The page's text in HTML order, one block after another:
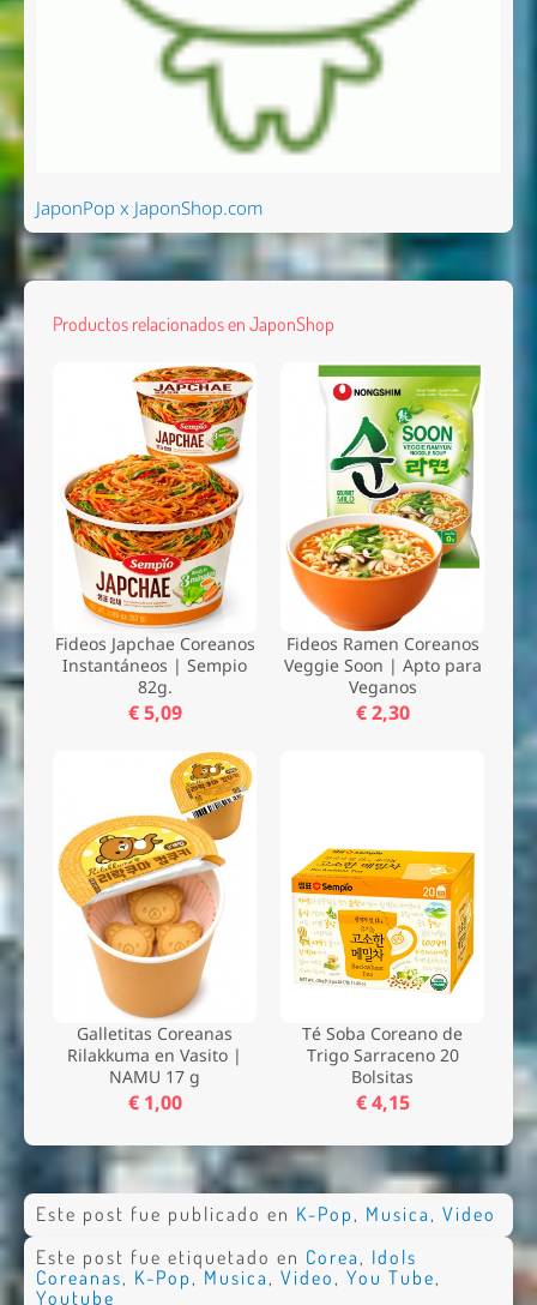
JaponPop x JaponShop.com
Productos relacionados en JaponShop
Fideos Japchae Coreanos
Instantáneos | Sempio
82g.
€ 5,09
Fideos Ramen Coreanos
Veggie Soon | Apto para
Veganos
€ 2,30
Galletitas Coreanas
Rilakkuma en Vasito |
NAMU 17 g
€ 1,00
Té Soba Coreano de
Trigo Sarraceno 20
Bolsitas
€ 4,15
Este post fue publicado en K-Pop, Musica, Video
Este post fue etiquetado en Corea, Idols
Coreanas, K-Pop, Musica, Video, You Tube,
Youtube